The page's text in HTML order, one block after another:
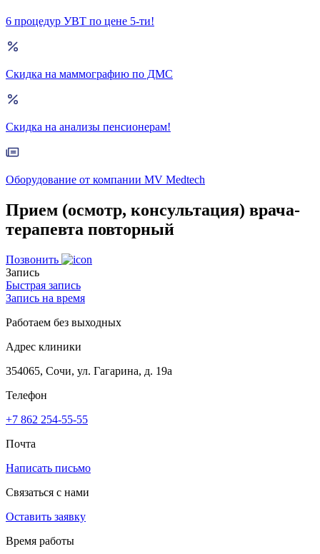
6 процедур УВТ по цене 5-ти!
Скидка на маммографию по ДМС
Скидка на анализы пенсионерам!
Оборудование от компании MV Medtech
Прием (осмотр, консультация) врача-
терапевта повторный
Позвонить
Запись
Быстрая запись
Запись на время
Работаем без выходных
Адрес клиники
354065, Сочи, ул. Гагарина, д. 19а
Телефон
+7 862 254-55-55
Почта
Написать письмо
Связаться с нами
Оставить заявку
Время работы